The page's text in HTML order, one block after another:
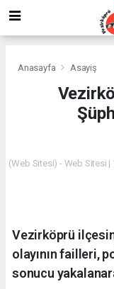
Anasayfa Asayiş
(Web Sitesi) - Web Sitesi |
Vezirköprü
olayının failleri,
sonucu